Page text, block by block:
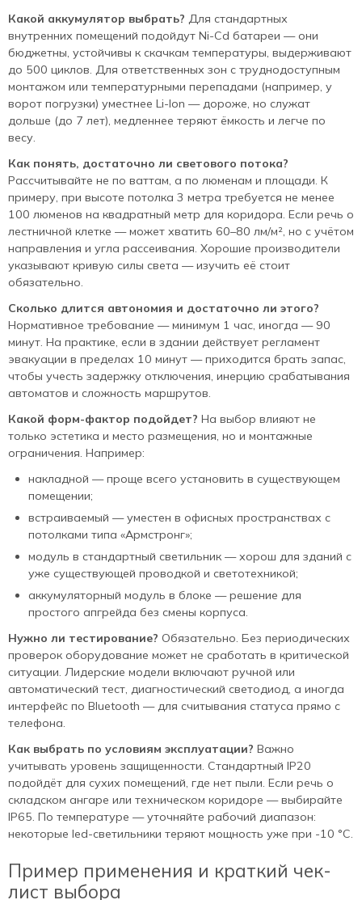
Какой аккумулятор выбрать? Для стандартных
внутренних помещений подойдут Ni-Cd батареи — они
бюджетны, устойчивы к скачкам температуры, выдерживают
до 500 циклов. Для ответственных зон с труднодоступным
монтажом или температурными перепадами (например, у
ворот погрузки) уместнее Li-Ion — дороже, но служат
дольше (до 7 лет), медленнее теряют ёмкость и легче по
весу.
Как понять, достаточно ли светового потока?
Рассчитывайте не по ваттам, а по люменам и площади. К
примеру, при высоте потолка 3 метра требуется не менее
100 люменов на квадратный метр для коридора. Если речь о
лестничной клетке — может хватить 60–80 лм/м², но с учётом
направления и угла рассеивания. Хорошие производители
указывают кривую силы света — изучить её стоит
обязательно.
Сколько длится автономия и достаточно ли этого?
Нормативное требование — минимум 1 час, иногда — 90
минут. На практике, если в здании действует регламент
эвакуации в пределах 10 минут — приходится брать запас,
чтобы учесть задержку отключения, инерцию срабатывания
автоматов и сложность маршрутов.
Какой форм-фактор подойдет? На выбор влияют не
только эстетика и место размещения, но и монтажные
ограничения. Например:
накладной — проще всего установить в существующем
помещении;
встраиваемый — уместен в офисных пространствах с
потолками типа «Армстронг»;
модуль в стандартный светильник — хорош для зданий с
уже существующей проводкой и светотехникой;
аккумуляторный модуль в блоке — решение для
простого апгрейда без смены корпуса.
Нужно ли тестирование? Обязательно. Без периодических
проверок оборудование может не сработать в критической
ситуации. Лидерские модели включают ручной или
автоматический тест, диагностический светодиод, а иногда
интерфейс по Bluetooth — для считывания статуса прямо с
телефона.
Как выбрать по условиям эксплуатации? Важно
учитывать уровень защищенности. Стандартный IP20
подойдёт для сухих помещений, где нет пыли. Если речь о
складском ангаре или техническом коридоре — выбирайте
IP65. По температуре — уточняйте рабочий диапазон:
некоторые led-светильники теряют мощность уже при -10 °C.
Пример применения и краткий чек-
лист выбора